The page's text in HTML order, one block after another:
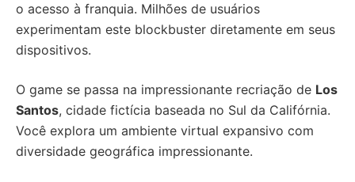
o acesso à franquia. Milhões de usuários
experimentam este blockbuster diretamente em seus
dispositivos.
O game se passa na impressionante recriação de Los
Santos, cidade fictícia baseada no Sul da Califórnia.
Você explora um ambiente virtual expansivo com
diversidade geográfica impressionante.